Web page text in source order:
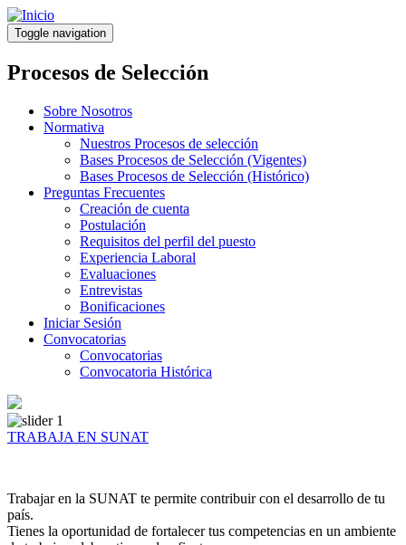
Pasar
al
contenido
principal
Toggle navigation
Procesos de Selección
Sobre Nosotros
Normativa
Nuestros Procesos de selección
Bases Procesos de Selección (Vigentes)
Bases Procesos de Selección (Histórico)
Preguntas Frecuentes
Creación de cuenta
Postulación
Requisitos del perfil del puesto
Experiencia Laboral
Evaluaciones
Entrevistas
Bonificaciones
Iniciar Sesión
Convocatorias
Convocatorias
Convocatoria Histórica
TRABAJA EN SUNAT
Trabajar en la SUNAT te permite contribuir con el desarrollo de tu
país.
Tienes la oportunidad de fortalecer tus competencias en un ambiente